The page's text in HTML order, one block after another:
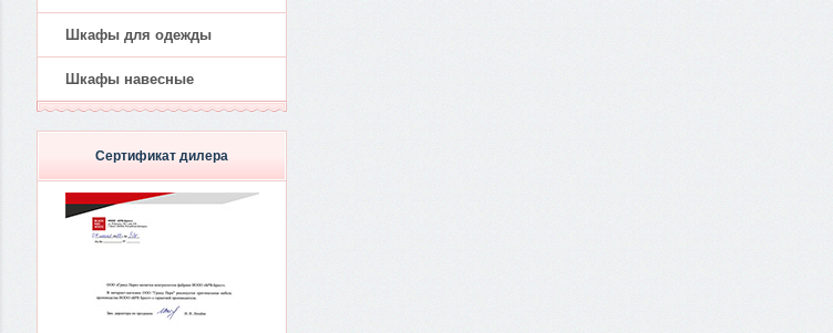
Шкафы для одежды
Шкафы навесные
Сертификат дилера